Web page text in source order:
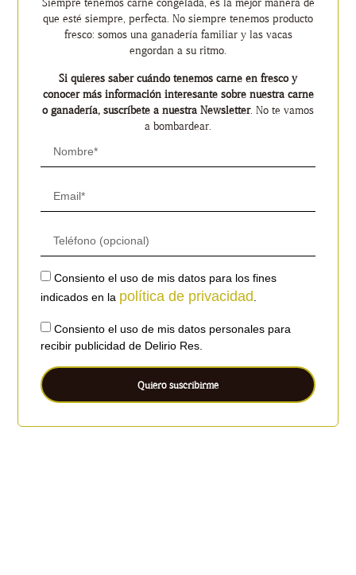
Siempre tenemos carne congelada, es la mejor manera de
que esté siempre, perfecta. No siempre tenemos producto
fresco: somos una ganadería familiar y las vacas
engordan a su ritmo.
Si quieres saber cuándo tenemos carne en fresco y
conocer más información interesante sobre nuestra carne
o ganadería, suscríbete a nuestra Newsletter. No te vamos
a bombardear.
Consiento el uso de mis datos para los fines
indicados en la política de privacidad
Consiento el uso de mis datos personales para
recibir publicidad de Delirio Res.
Quiero suscribirme